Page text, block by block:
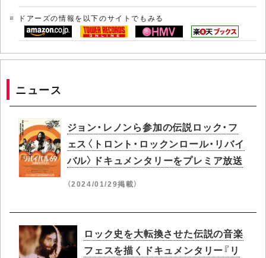
ドアーズの情報を以下のサイトでもみる
ニュース
ジョン・レノンら参加の伝説ロック・フ
ェス〈トロント・ロックンロール・リバイ
バル〉ドキュメンタリーをプレミア放送
（2024/01/29掲載）
ロック史を大転換させた伝説の音楽
フェスを描くドキュメンタリー『リ